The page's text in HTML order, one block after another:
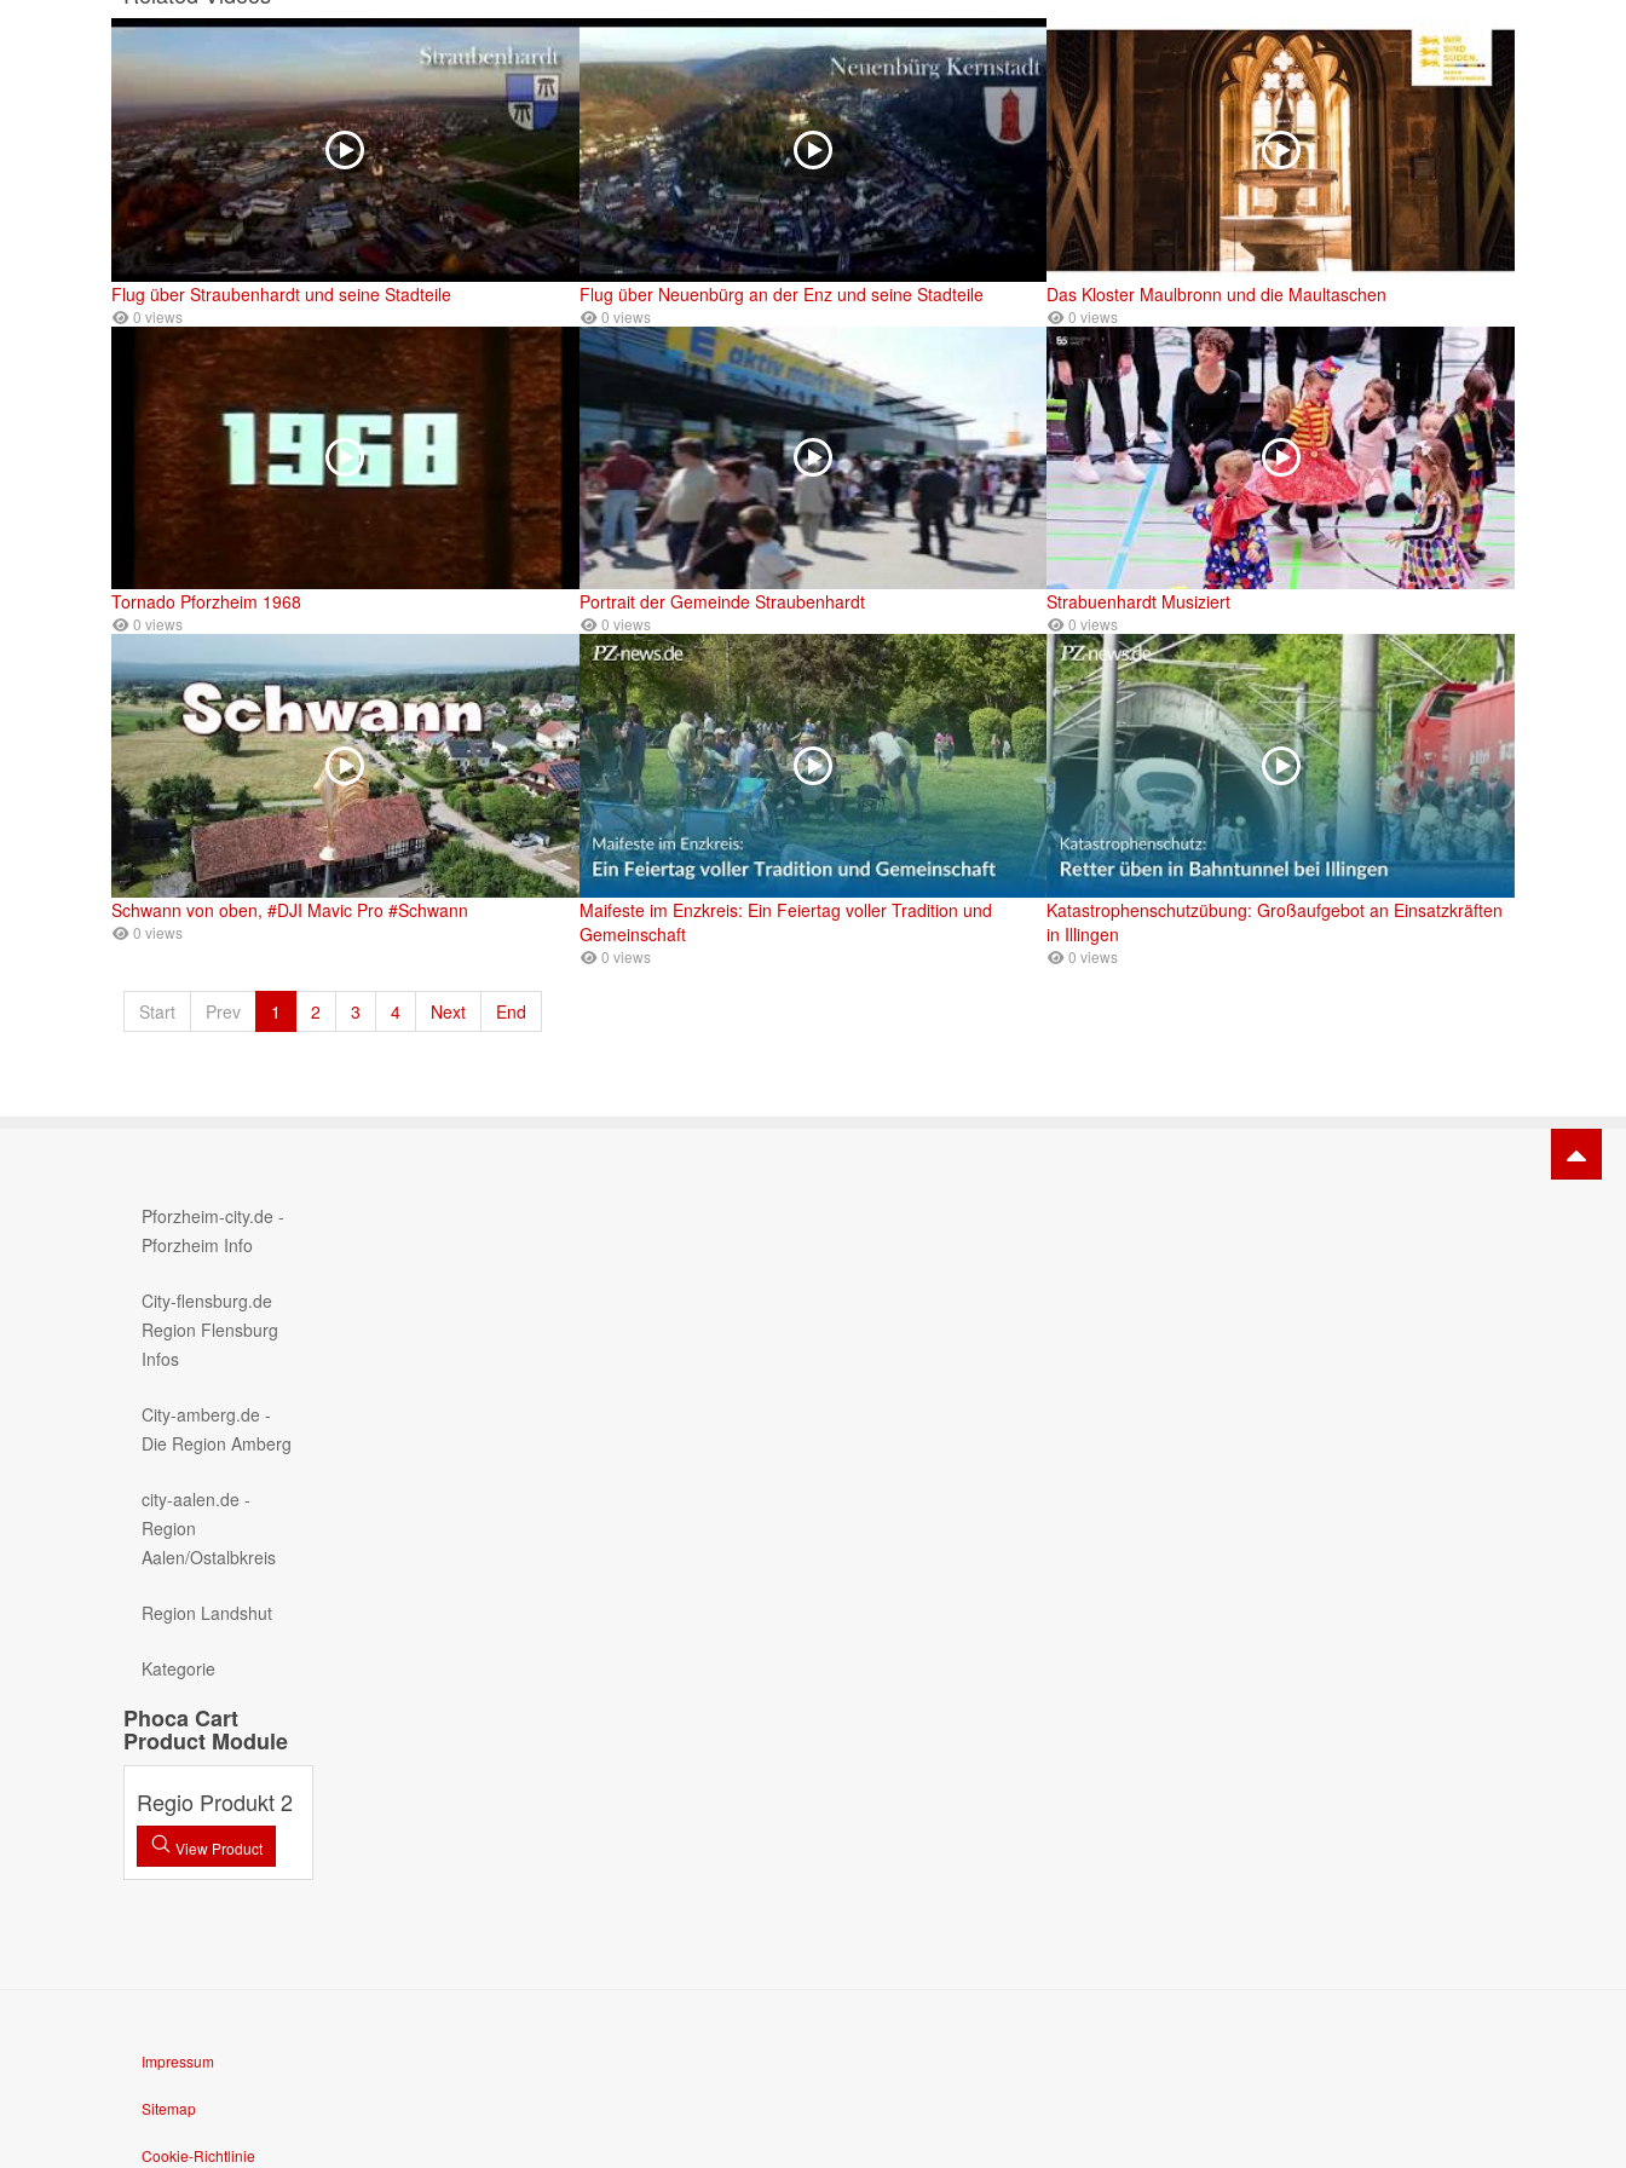
Flug über Straubenhardt und seine Stadteile
0 views
Flug über Neuenbürg an der Enz und seine Stadteile
0 views
Das Kloster Maulbronn und die Maultaschen
0 views
Tornado Pforzheim 1968
0 views
Portrait der Gemeinde Straubenhardt
0 views
Strabuenhardt Musiziert
0 views
Schwann von oben, #DJI Mavic Pro #Schwann
0 views
Maifeste im Enzkreis: Ein Feiertag voller Tradition und
Gemeinschaft
0 views
Katastrophenschutzübung: Großaufgebot an Einsatzkräften
in Illingen
0 views
Start Prev 1 2 3 4 Next End
Pforzheim-city.de -
Pforzheim Info
City-flensburg.de
Region Flensburg
Infos
City-amberg.de -
Die Region Amberg
city-aalen.de -
Region
Aalen/Ostalbkreis
Region Landshut
Kategorie
Phoca Cart
Product Module
Regio Produkt 2
View Product
Impressum
Sitemap
Cookie-Richtlinie